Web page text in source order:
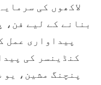
لاکھوں کی
بنانے کے لیے فن،
پیداواری عمل
کنڈینسر کی
پنچنگ مشین،